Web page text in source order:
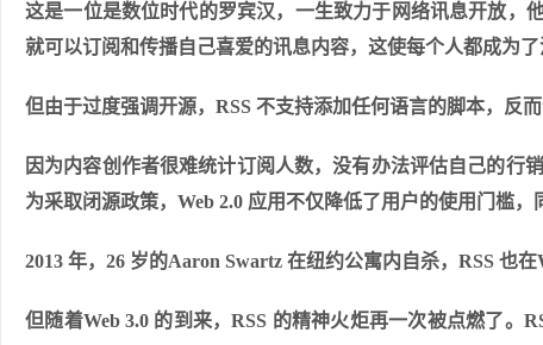
这是一位是数位时代的罗宾汉，一生致力于网络讯息开放，
就可以订阅和传播自己喜爱的讯息内容，这使每个人都成为了
但由于过度强调开源，RSS 不支持添加任何语言的脚本，反
因为内容创作者很难统计订阅人数，没有办法评估自己的行
为采取闭源政策，Web 2.0 应用不仅降低了用户的使用门槛
2013 年，26 岁的Aaron Swartz 在纽约公寓内自杀，RSS 也
但随着Web 3.0 的到来，RSS 的精神火炬再一次被点燃了。